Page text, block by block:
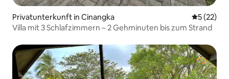
Privatunterkunft in Cinangka
5 (22)
Villa mit 3 Schlafzimmern – 2 Gehminuten bis zum Strand